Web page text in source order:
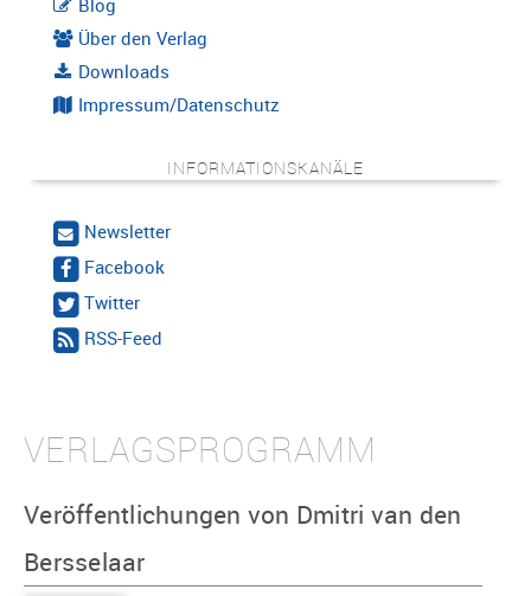
Über den Verlag
Downloads
Impressum/Datenschutz
INFORMATIONSKANÄLE
Newsletter
Facebook
Twitter
RSS-Feed
VERLAGSPROGRAMM
Veröffentlichungen von Dmitri van den
Bersselaar